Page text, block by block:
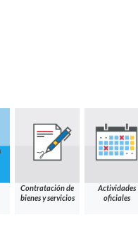
Contratación de
bienes y servicios
Actividades
oficiales